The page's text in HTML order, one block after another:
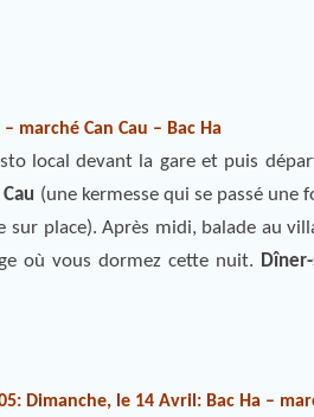
marché Can Cau – Bac Ha
local devant la gare et puis
(une kermesse qui se passé une
sur place). Après midi, balade au
où vous dormez cette nuit.
Dimanche, le 14 Avril: Bac Ha –